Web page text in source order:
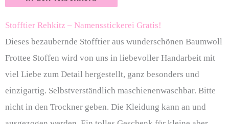
Stofftier Rehkitz – Namensstickerei Gratis!
Dieses bezaubernde Stofftier aus wunderschönen Baumwoll
Frottee Stoffen wird von uns in liebevoller Handarbeit mit
viel Liebe zum Detail hergestellt, ganz besonders und
einzigartig. Selbstverständlich maschienenwaschbar. Bitte
nicht in den Trockner geben. Die Kleidung kann an und